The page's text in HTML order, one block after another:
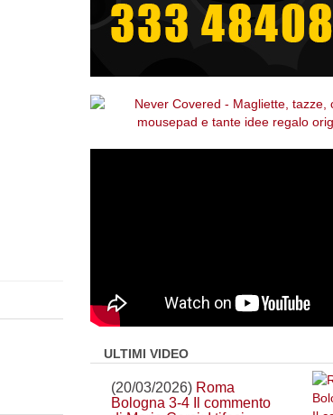
ULTIMI VIDEO
(20/03/2026) Roma
Bologna 3-4 Il commento